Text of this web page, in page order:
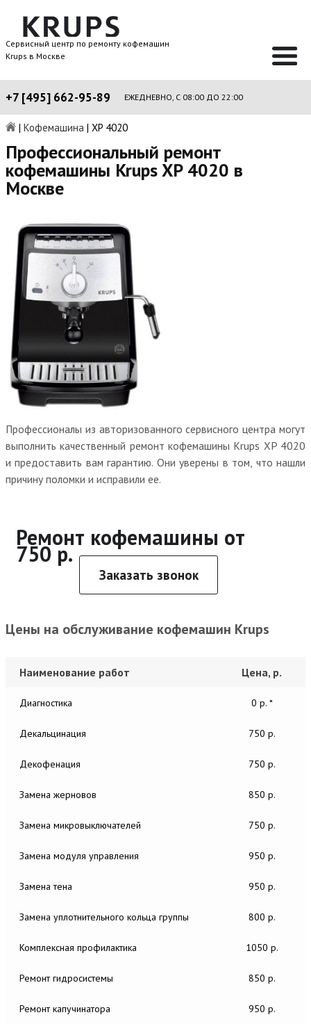
Сервисный центр по ремонту кофемашин
Krups в Москве
+7 [495] 662-95-89 ЕЖЕДНЕВНО, С 08:00 ДО 22:00
| Кофемашина | XP 4020
Профессиональный ремонт
кофемашины Krups XP 4020 в
Москве
Профессионалы из авторизованного сервисного центра могут
выполнить качественный ремонт кофемашины Krups XP 4020
и предоставить вам гарантию. Они уверены в том, что нашли
причину поломки и исправили ее.
Ремонт кофемашины от
750 р.
Заказать звонок
Цены на обслуживание кофемашин Krups
Наименование работ Цена, р.
Диагностика 0 р. *
Декальцинация 750 р.
Декофенация 750 р.
Замена жерновов 850 р.
Замена микровыключателей 750 р.
Замена модуля управления 950 р.
Замена тена 950 р.
Замена уплотнительного кольца группы 800 р.
Комплексная профилактика 1050 р.
Ремонт гидросистемы 850 р.
Ремонт капучинатора 950 р.